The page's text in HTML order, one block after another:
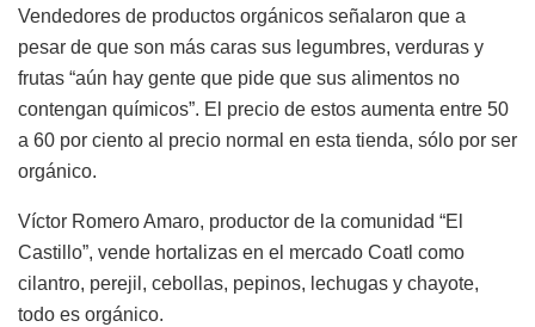
Vendedores de productos orgánicos señalaron que a
pesar de que son más caras sus legumbres, verduras y
frutas “aún hay gente que pide que sus alimentos no
contengan químicos”. El precio de estos aumenta entre 50
a 60 por ciento al precio normal en esta tienda, sólo por ser
orgánico.
Víctor Romero Amaro, productor de la comunidad “El
Castillo”, vende hortalizas en el mercado Coatl como
cilantro, perejil, cebollas, pepinos, lechugas y chayote,
todo es orgánico.